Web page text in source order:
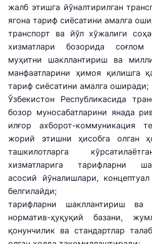
жалб этишга йўналтирилган
ягона тариф сиёсатини амалга
транспорт ва йўл хўжалиги
хизматлари бозорида соғлом
муҳитни шакллантириш ва
манфаатларини ҳимоя қилишга
тариф сиёсатини амалга оширади;
Ўзбекистон Республикасида
бозор муносабатларини янада
илғор ахборот-коммуникация
жорий этишни ҳисобга олган
ташкилотларга
хизматларига тарифларни
асосий йўналишлари,
белгилайди;
тарифларни шакллантириш ва
норматив-ҳуқуқий базани,
қонунчилик ва стандартлар